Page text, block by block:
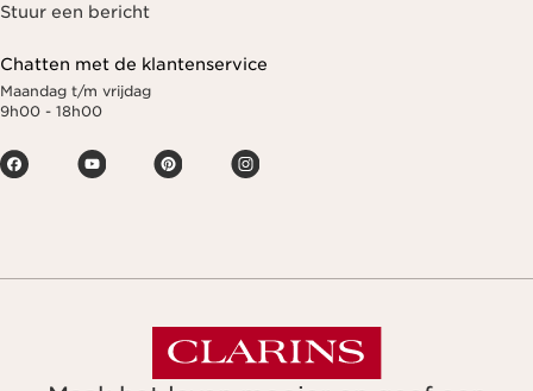
Stuur een bericht
Chatten met de klantenservice
Maandag t/m vrijdag
9h00 - 18h00